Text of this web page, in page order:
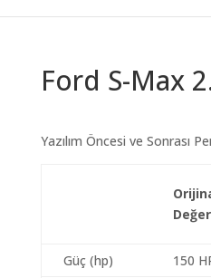
Ford S-Max
Yazılım Öncesi ve Sonrası
Güç (hp) 150